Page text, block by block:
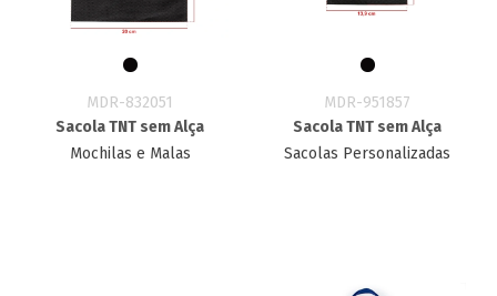
MDR-832051
Sacola TNT sem Alça
Mochilas e Malas
MDR-951857
Sacola TNT sem Alça
Sacolas Personalizadas